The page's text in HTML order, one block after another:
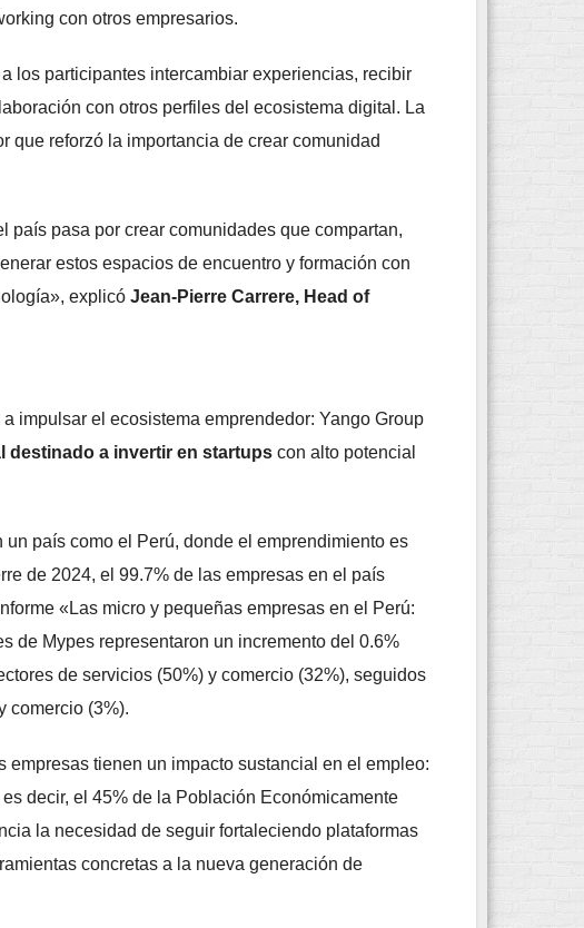
con otros empresarios.
los participantes intercambiar experiencias, recibir
con otros perfiles del ecosistema digital. La
que reforzó la importancia de crear comunidad
pasa por crear comunidades que compartan,
estos espacios de encuentro y formación con
explicó Jean-Pierre Carrere, Head of
impulsar el ecosistema emprendedor: Yango Group
destinado a invertir en startups con alto potencial
país como el Perú, donde el emprendimiento es
de 2024, el 99.7% de las empresas en el país
«Las micro y pequeñas empresas en el Perú:
de Mypes representaron un incremento del 0.6%
de servicios (50%) y comercio (32%), seguidos
comercio (3%).
tienen un impacto sustancial en el empleo:
decir, el 45% de la Población Económicamente
la necesidad de seguir fortaleciendo plataformas
concretas a la nueva generación de